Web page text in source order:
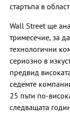
стартъпа в
Wall Street ще
тримесечие, за
технологични
сериозно в
предвид
седемте
25 пъти по-
следващата